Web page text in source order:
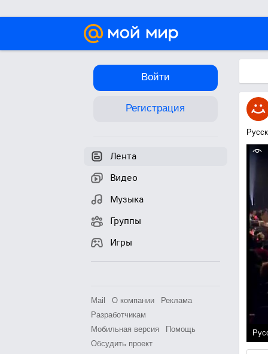
Войти
Регистрация
Лента
Видео
Музыка
Группы
Игры
Mail О компании
Реклама
Разработчикам
Мобильная версия
Помощь
Обсудить проект